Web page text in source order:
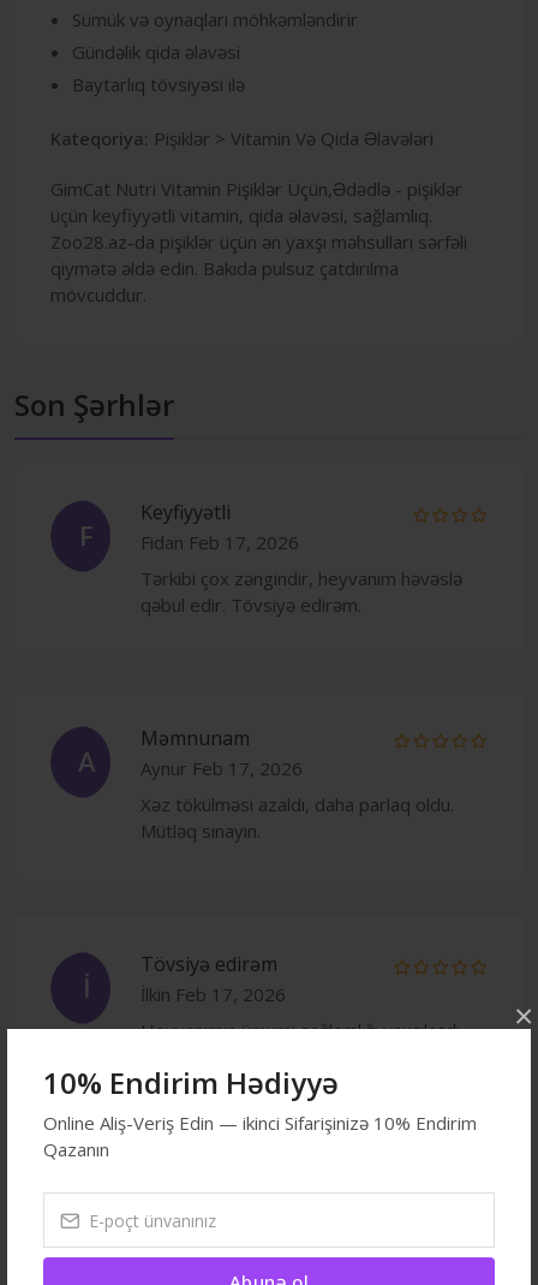
10% Endirim Hədiyyə
Online Aliş-Veriş Edin — ikinci Sifarişinizə 10% Endirim
Qazanın
×
Sümük və oynaqları möhkəmləndirir
Gündəlik qida əlavəsi
Baytarlıq tövsiyəsi ilə
Kateqoriya: Pişiklər > Vitamin Və Qida Əlavələri
GimCat Nutri Vitamin Pişiklər Üçün,Ədədlə - pişiklər
üçün keyfiyyətli vitamin, qida əlavəsi, sağlamlıq.
Zoo28.az-da pişiklər üçün ən yaxşı məhsulları sərfəli
qiymətə əldə edin. Bakıda pulsuz çatdırılma
mövcuddur.
Son Şərhlər
F
Keyfiyyətli
Fidan Feb 17, 2026
Tərkibi çox zəngindir, heyvanım həvəslə
qəbul edir. Tövsiyə edirəm.
A
Məmnunam
Aynur Feb 17, 2026
Xəz tökülməsi azaldı, daha parlaq oldu.
Mütləq sınayın.
İ
Tövsiyə edirəm
İlkin Feb 17, 2026
Heyvanımın ümumi sağlamlığı yaxşılaşdı.
4.67
5 ulduz- 2